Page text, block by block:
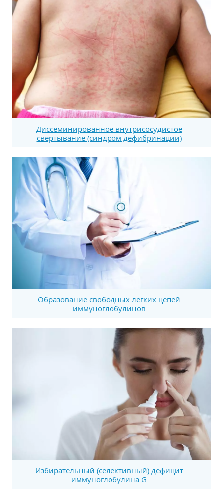
Диссеминированное внутрисосудистое
свертывание (синдром дефибринации)
Образование свободных легких цепей
иммуноглобулинов
Избирательный (селективный) дефицит
иммуноглобулина G